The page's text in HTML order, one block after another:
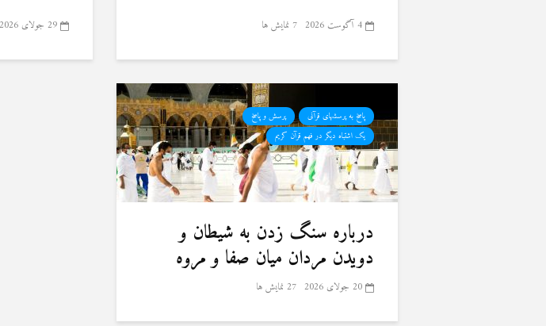
4 آگوست 2026 7 نمایش ها 29 جولای 2026
پاسخ به پرسشهای قرآنی
پرسش و پاسخ
یک اشتباه دیگر در فهم قرآن کریم
درباره سنگ زدن به شیطان و
دویدن مردان میان صفا و مروه
20 جولای 2026 27 نمایش ها